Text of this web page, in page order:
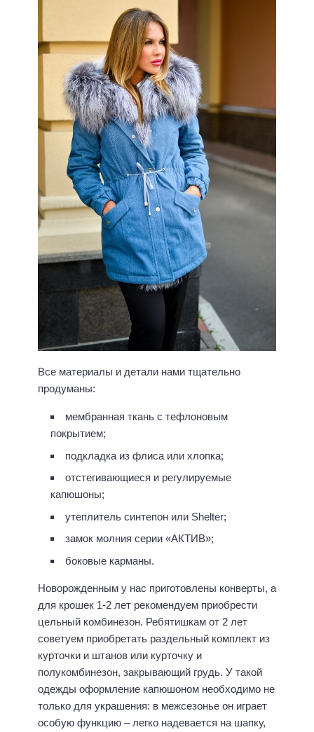
Все материалы и детали нами тщательно
продуманы:
мембранная ткань с тефлоновым
покрытием;
подкладка из флиса или хлопка;
отстегивающиеся и регулируемые
капюшоны;
утеплитель синтепон или Shelter;
замок молния серии «АКТИВ»;
боковые карманы.
Новорожденным у нас приготовлены конверты, а
для крошек 1-2 лет рекомендуем приобрести
цельный комбинезон. Ребятишкам от 2 лет
советуем приобретать раздельный комплект из
курточки и штанов или курточку и
полукомбинезон, закрывающий грудь. У такой
одежды оформление капюшоном необходимо не
только для украшения: в межсезонье он играет
особую функцию – легко надевается на шапку,